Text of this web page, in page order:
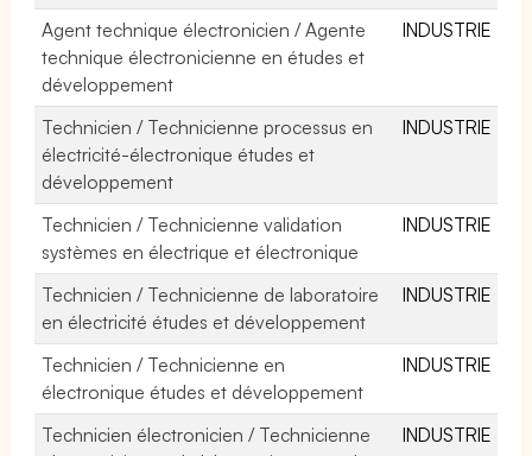
Agent technique électronicien / Agente
technique électronicienne en études et
développement
INDUSTRIE
Technicien / Technicienne processus en
électricité-électronique études et
développement
INDUSTRIE
Technicien / Technicienne validation
systèmes en électrique et électronique
INDUSTRIE
Technicien / Technicienne de laboratoire
en électricité études et développement
INDUSTRIE
Technicien / Technicienne en
électronique études et développement
INDUSTRIE
Technicien électronicien / Technicienne
INDUSTRIE